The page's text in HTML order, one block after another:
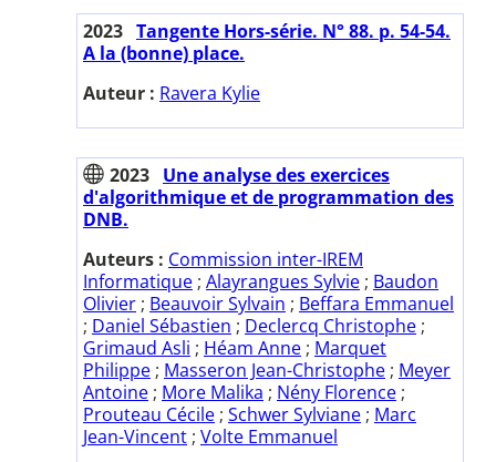
2023 Tangente Hors-série. N° 88. p. 54-54.
A la (bonne) place.
Auteur : Ravera Kylie
2023 Une analyse des exercices
d'algorithmique et de programmation des
DNB.
Auteurs : Commission inter-IREM
Informatique ; Alayrangues Sylvie ; Baudon
Olivier ; Beauvoir Sylvain ; Beffara Emmanuel
; Daniel Sébastien ; Declercq Christophe ;
Grimaud Asli ; Héam Anne ; Marquet
Philippe ; Masseron Jean-Christophe ; Meyer
Antoine ; More Malika ; Nény Florence ;
Prouteau Cécile ; Schwer Sylviane ; Marc
Jean-Vincent ; Volte Emmanuel